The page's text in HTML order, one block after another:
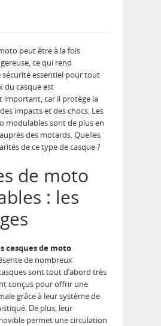
peut être à la fois
ce qui rend
sécurité essentiel pour tout
du casque est
important, car il protège la
impacts et des chocs. Les
modulables sont de plus en
des motards. Quelles
de ce type de casque ?
de moto
: les
casques de moto
de nombreux
sont tout d’abord très
conçus pour offrir une
grâce à leur système de
De plus, leur
permet une circulation